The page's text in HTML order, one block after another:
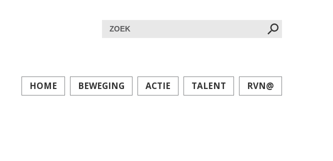
Zoeken
HOME BEWEGING ACTIE TALENT RVN@